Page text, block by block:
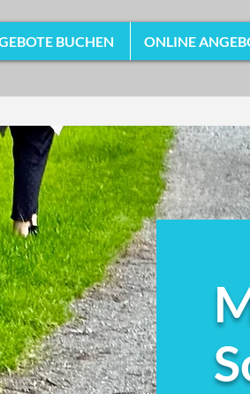
BUCHEN ONLINE